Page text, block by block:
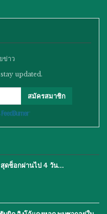
updated.
สมัครสมาชิก
สุดช็อกผ่านไป 4 วัน…